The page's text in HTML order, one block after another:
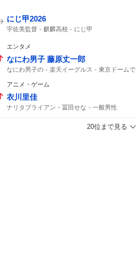
にじ甲2026
宇佐美監督 麒麟高校 にじ甲
エンタメ
なにわ男子 藤原丈一郎
なにわ男子の 楽天イーグルス 東京ドームで
アニメ・ゲーム
衣川里佳
ナリタブライアン 冨田せな
一般男性
20位まで見る